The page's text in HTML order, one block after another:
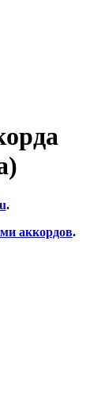
.
аккордов.